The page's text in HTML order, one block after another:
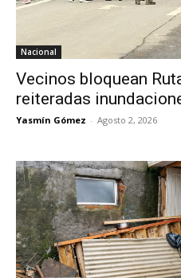
Nacional
Vecinos bloquean
reiteradas
Yasmín Gómez - Agosto 2, 2026